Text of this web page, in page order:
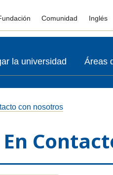
Comunidad Inglés
la universidad Áreas
con nosotros